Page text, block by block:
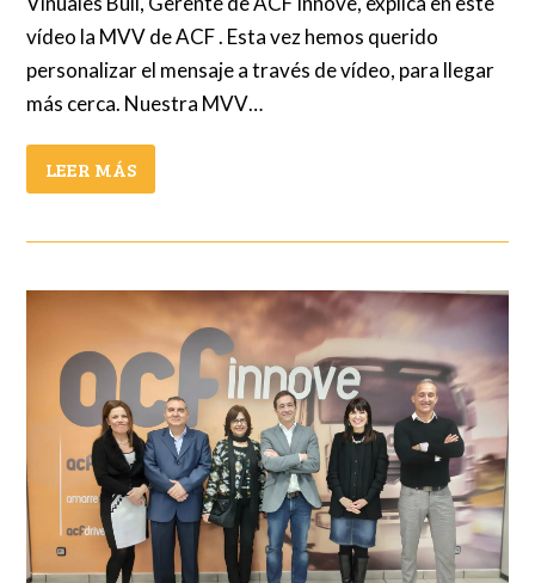
vídeo la MVV de ACF . Esta vez hemos querido
personalizar el mensaje a través de vídeo, para llegar
más cerca. Nuestra MVV…
LEER MÁS